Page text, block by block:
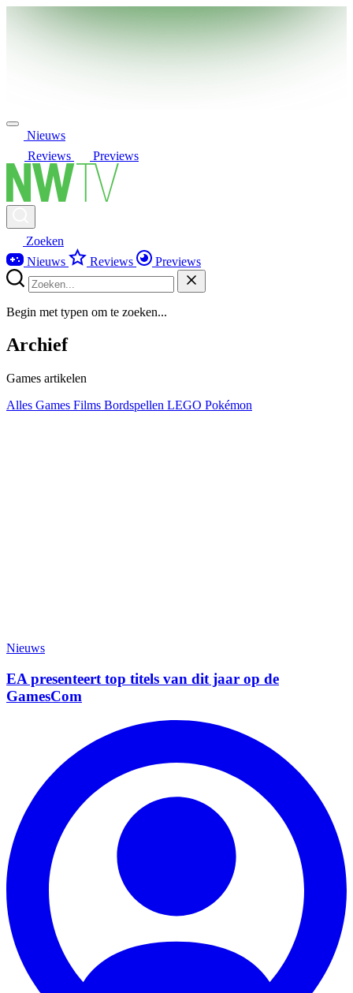
Nieuws
Reviews
Previews
Zoeken
Nieuws
Reviews Previews
Begin met typen om te zoeken...
Archief
Games artikelen
Alles Games Films Bordspellen LEGO Pokémon
Nieuws
EA presenteert top titels van dit jaar op de
GamesCom